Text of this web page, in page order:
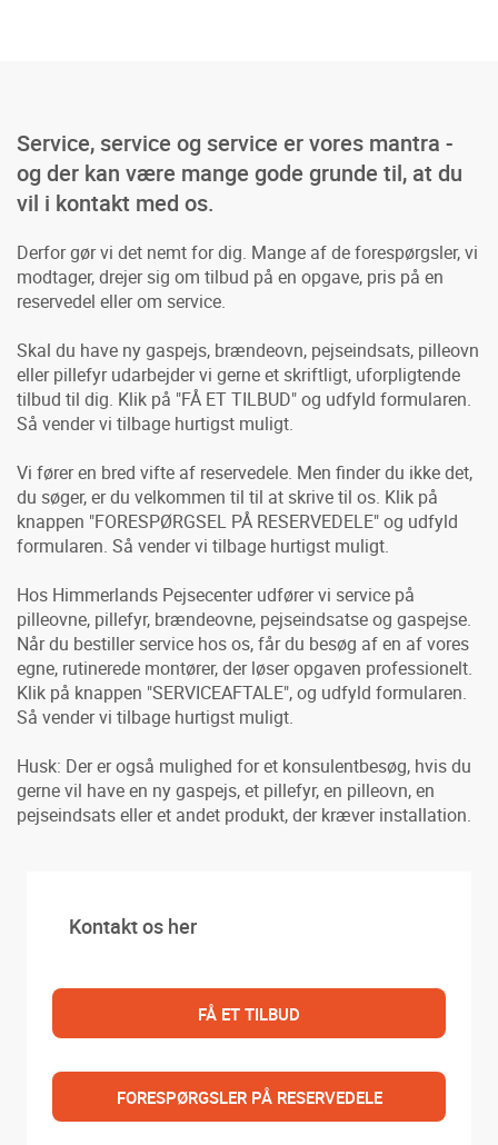
Service, service og service er vores mantra -
og der kan være mange gode grunde til, at du
vil i kontakt med os.
Derfor gør vi det nemt for dig. Mange af de forespørgsler, vi
modtager, drejer sig om tilbud på en opgave, pris på en
reservedel eller om service.
Skal du have ny gaspejs, brændeovn, pejseindsats, pilleovn
eller pillefyr udarbejder vi gerne et skriftligt, uforpligtende
tilbud til dig. Klik på "FÅ ET TILBUD" og udfyld formularen.
Så vender vi tilbage hurtigst muligt.
Vi fører en bred vifte af reservedele. Men finder du ikke det,
du søger, er du velkommen til til at skrive til os. Klik på
knappen "FORESPØRGSEL PÅ RESERVEDELE" og udfyld
formularen. Så vender vi tilbage hurtigst muligt.
Hos Himmerlands Pejsecenter udfører vi service på
pilleovne, pillefyr, brændeovne, pejseindsatse og gaspejse.
Når du bestiller service hos os, får du besøg af en af vores
egne, rutinerede montører, der løser opgaven professionelt.
Klik på knappen "SERVICEAFTALE", og udfyld formularen.
Så vender vi tilbage hurtigst muligt.
Husk: Der er også mulighed for et konsulentbesøg, hvis du
gerne vil have en ny gaspejs, et pillefyr, en pilleovn, en
pejseindsats eller et andet produkt, der kræver installation.
Kontakt os her
FÅ ET TILBUD
FORESPØRGSLER PÅ RESERVEDELE